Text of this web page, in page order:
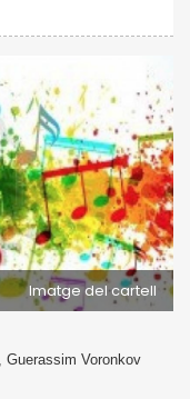
Imatge del cartell
Guerassim Voronkov